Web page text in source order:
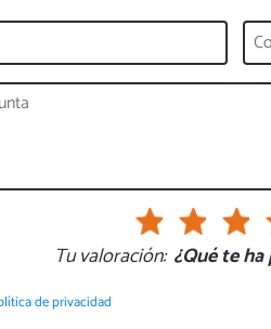
Tu valoración: ¿Qué te
de privacidad